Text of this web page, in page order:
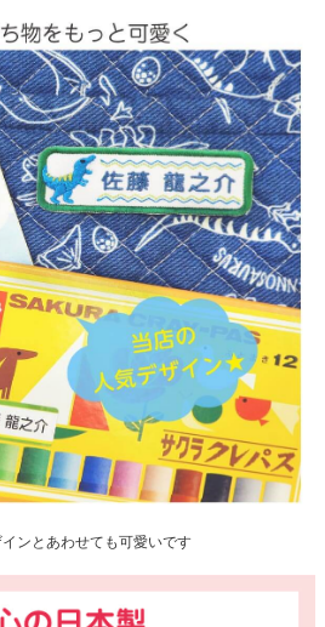
ンとあわせても可愛いです